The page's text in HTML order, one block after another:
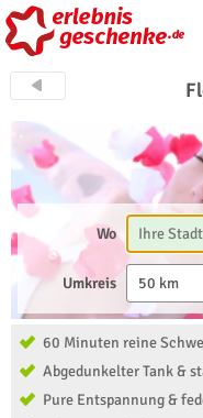
Wo
Umkreis 50 km
60 Minuten reine
Abgedunkelter Tank &
Pure Entspannung &